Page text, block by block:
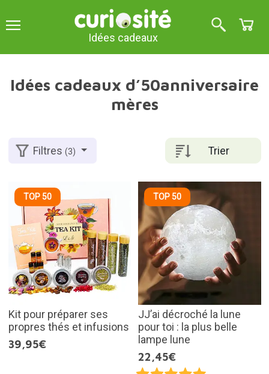
Idées cadeaux
Idées cadeaux d’50anniversaire
mères
Trier
Filtres(3)
TOP 50
Kit pour préparer ses
propres thés et infusions
39,95€
TOP 50
JJ’ai décroché la lune
pour toi : la plus belle
lampe lune
22,45€